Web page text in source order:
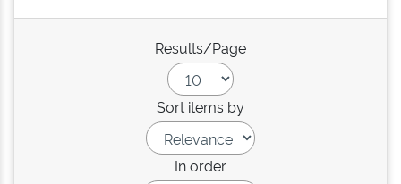
Results/Page
Sort items by
In order